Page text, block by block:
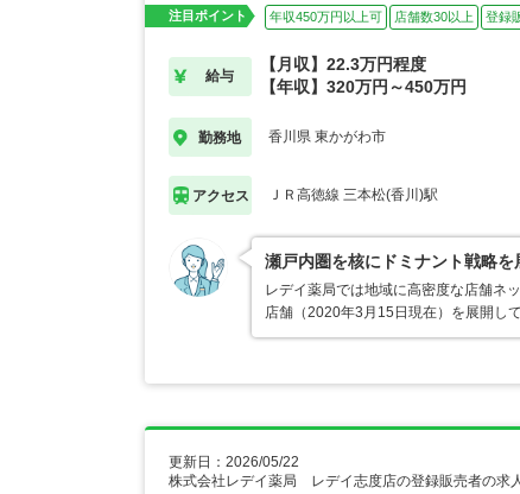
注目ポイント 年収450万円以上可 店舗数30以上 登録
給与
【月収】22.3万円程度
【年収】320万円～450万円
勤務地 香川県 東かがわ市
アクセス ＪＲ高徳線 三本松(香川)駅
瀬戸内圏を核にドミナント戦略
レデイ薬局では地域に高密度な店舗ネ
店舗（2020年3月15日現在）を展開し
更新日：2026/05/22
株式会社レデイ薬局 レデイ志度店の登録販売者の求